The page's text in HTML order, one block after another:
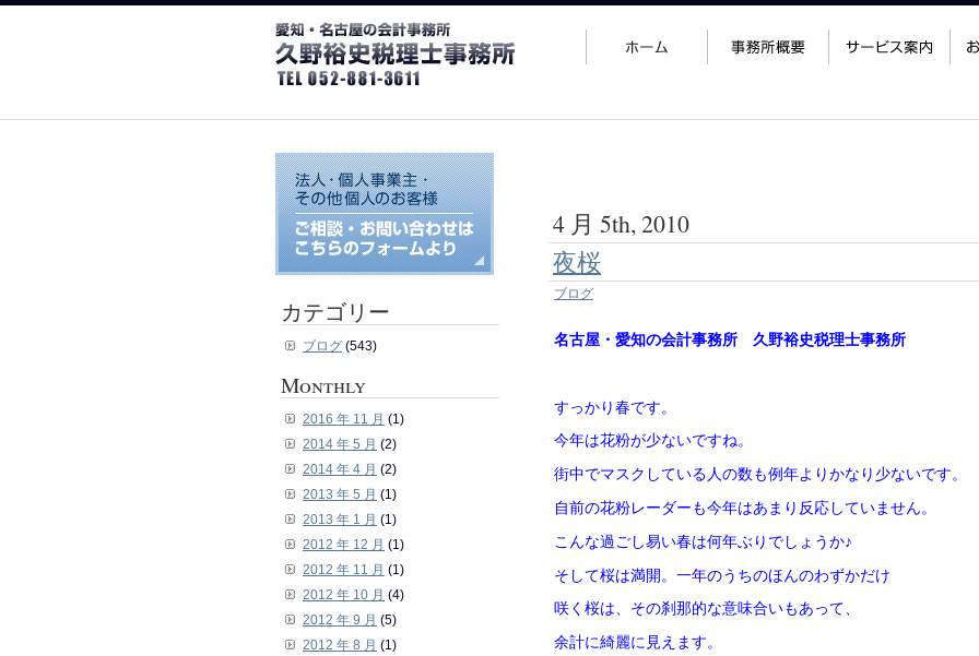
4 月 5th, 2010
夜桜
ブログ
名古屋・愛知の会計事務所 久野裕史税理士事務所
すっかり春です。
今年は花粉が少ないですね。
街中でマスクしている人の数も例年よりかなり少ないです。
自前の花粉レーダーも今年はあまり反応していません。
こんな過ごし易い春は何年ぶりでしょうか♪
そして桜は満開。一年のうちのほんのわずかだけ
咲く桜は、その刹那的な意味合いもあって、
余計に綺麗に見えます。
カテゴリー
ブログ (543)
Monthly
2016 年 11 月 (1)
2014 年 5 月 (2)
2014 年 4 月 (2)
2013 年 5 月 (1)
2013 年 1 月 (1)
2012 年 12 月 (1)
2012 年 11 月 (1)
2012 年 10 月 (4)
2012 年 9 月 (5)
2012 年 8 月 (1)